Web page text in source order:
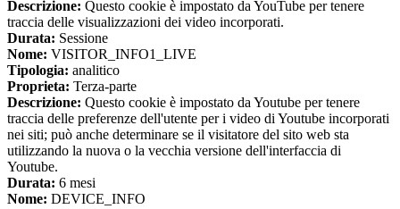
Descrizione: Questo cookie è impostato da YouTube per tenere
traccia delle visualizzazioni dei video incorporati.
Durata: Sessione
Nome: VISITOR_INFO1_LIVE
Tipologia: analitico
Proprieta: Terza-parte
Descrizione: Questo cookie è impostato da Youtube per tenere
traccia delle preferenze dell'utente per i video di Youtube incorporati
nei siti; può anche determinare se il visitatore del sito web sta
utilizzando la nuova o la vecchia versione dell'interfaccia di
Youtube.
Durata: 6 mesi
Nome: DEVICE_INFO